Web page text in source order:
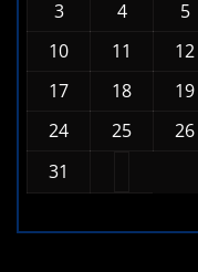
3
4 5
10
11 12
17
18 19
24
25 26
31